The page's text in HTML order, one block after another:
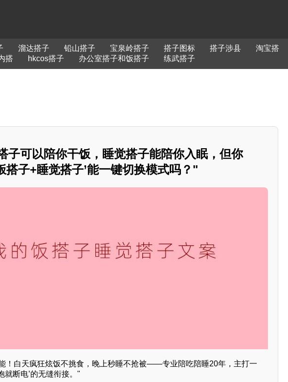
溜达搭子 铅山搭子 宝泉岭搭子 搭子图标 搭子涉县
淘宝搭
搭 hkcos搭子 办公室搭子和饭搭子 练武搭子
子可以陪你干饭，睡觉搭子能陪你入眠，但你
搭子+睡觉搭子’能一键切换模式吗？"
！白天疯狂炫饭不挑食，晚上秒睡不抢被——专业陪吃陪睡20年，主打一
就断电’的无缝衔接。"